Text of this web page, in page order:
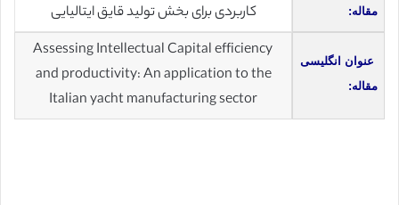
مقاله:
کاربردی برای بخش تولید قایق ایتالیایی
عنوان انگلیسی
مقاله:
Assessing Intellectual Capital efficiency
and productivity: An application to the
Italian yacht manufacturing sector